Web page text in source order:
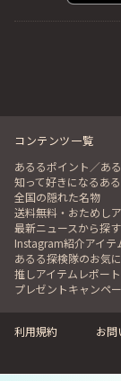
コンテンツ一覧
あるるポイント／あ
知って好きになるあ
全国の隠れた名物
送料無料・おためし
最新ニュースから探す
Instagram紹介アイテ
あるる探検隊のお気
推しアイテムレポート
プレゼントキャンペ
利用規約 お問